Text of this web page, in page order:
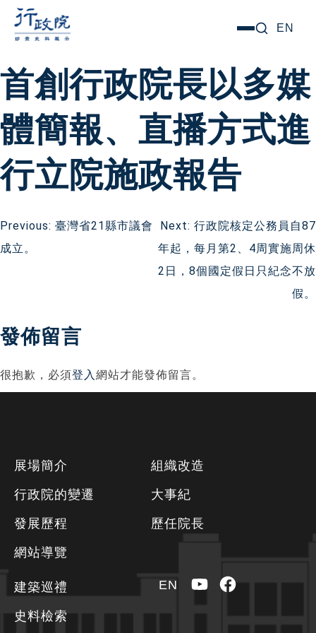
要
內
容
選
EN
首創行政院長以多媒
體簡報、直播方式進
行立院施政報告
文
覽
Previous: 臺灣省21縣市議會
成立。
Next: 行政院核定公務員自87
年起，每月第2、4周實施周休
2日，8個國定假日只紀念不放
假。
發佈留言
很抱歉，必須登入網站才能發佈留言。
展場簡介
行政院的變遷
發展歷程
網站導覽
組織改造
大事紀
歷任院長
建築巡禮
史料檢索
EN YouTubeFacebook